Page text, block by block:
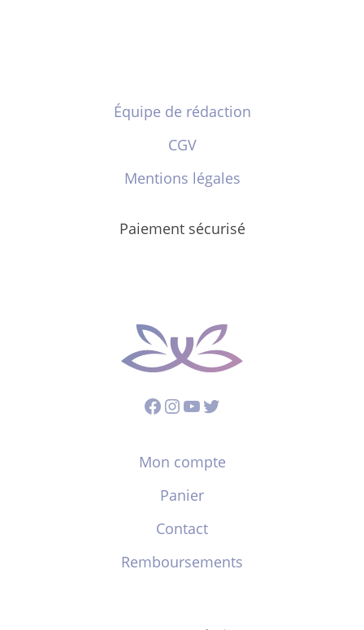
Équipe de rédaction
CGV
Mentions légales
Paiement sécurisé
Facebook
Instagram
YouTube
Twitter
Mon compte
Panier
Contact
Remboursements